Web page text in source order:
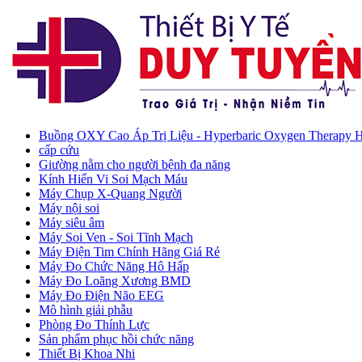
Buồng OXY Cao Áp Trị Liệu - Hyperbaric Oxygen Therapy
cấp cứu
Giường nằm cho người bệnh đa năng
Kính Hiển Vi Soi Mạch Máu
Máy Chụp X-Quang Người
Máy nội soi
Máy siêu âm
Máy Soi Ven - Soi Tĩnh Mạch
Máy Điện Tim Chính Hãng Giá Rẻ
Máy Đo Chức Năng Hô Hấp
Máy Đo Loãng Xương BMD
Máy Đo Điện Não EEG
Mô hình giải phẫu
Phòng Đo Thính Lực
Sản phẩm phục hồi chức năng
Thiết Bị Khoa Nhi